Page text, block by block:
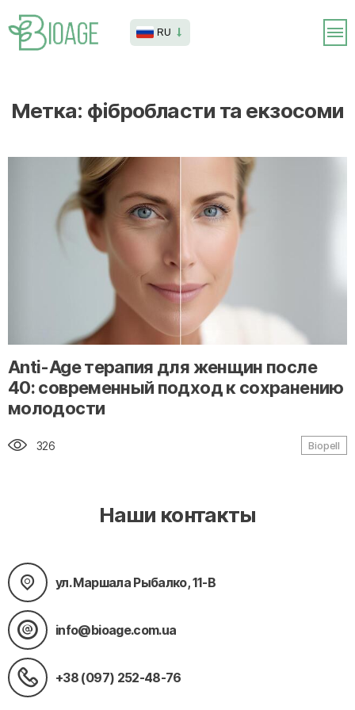
RU
Метка: фібробласти та екзосоми
" alt="loading" class="img-responsive"/>
Anti-Age терапия для женщин после
40: современный подход к сохранению
молодости
326 Biopell
Наши контакты
ул. Маршала Рыбалко, 11-В
info@bioage.com.ua
+38 (097) 252-48-76